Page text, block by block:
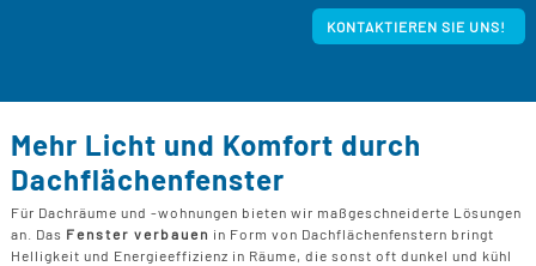
>
KONTAKTIEREN SIE UNS!
Mehr Licht und Komfort durch
Dachflächenfenster
Für Dachräume und -wohnungen bieten wir maßgeschneiderte Lösungen
an. Das Fenster verbauen in Form von Dachflächenfenstern bringt
Helligkeit und Energieeffizienz in Räume, die sonst oft dunkel und kühl